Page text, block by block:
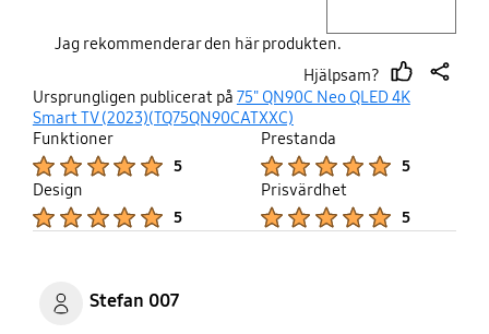
Samsungprodukter. Jag ångar inte
en endaste krona av det här köpet.
Jag rekommenderar den här produkten.
Hjälpsam?
thumb
Ursprungligen publicerat på 75" QN90C Neo QLED 4K
Smart TV (2023)(TQ75QN90CATXXC)
Funktioner
5
Prestanda
5
Design
5
Prisvärdhet
5
Stefan 007